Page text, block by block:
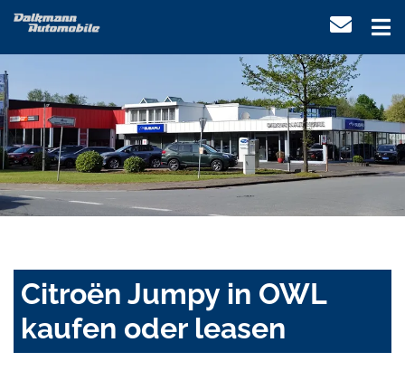
Citroën Jumpy in OWL
kaufen oder leasen